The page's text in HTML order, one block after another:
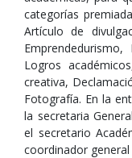
categorías
Artículo de
Logros
creativa,
Fotografía. En la
la secretaria
el secretario
coordinador